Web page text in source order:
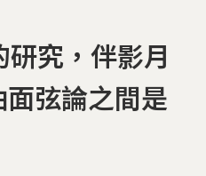
究，伴影月
弦論之間是